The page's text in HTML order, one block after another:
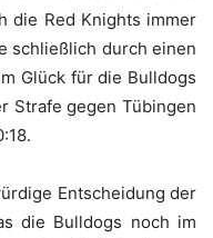
die Red Knights immer
schließlich durch einen
Glück für die Bulldogs
Strafe gegen Tübingen
Entscheidung der
die Bulldogs noch im